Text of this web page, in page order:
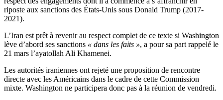
riposte aux sanctions des États-Unis sous Donald Trump (2017-
2021).
L’Iran est prêt à revenir au respect complet de ce texte si Washington
lève d’abord ses sanctions « dans les faits », a pour sa part rappelé le
21 mars l’ayatollah Ali Khamenei.
Les autorités iraniennes ont rejeté une proposition de rencontre
directe avec les Américains dans le cadre de cette Commission
mixte. Washington ne participera donc pas à la réunion de vendredi.